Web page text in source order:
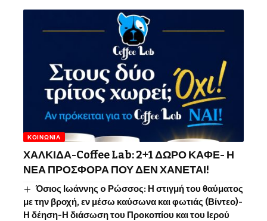
ΚΟΙΝΩΝΊΑ
ΧΑΛΚΙΔΑ-Coffee Lab: 2+1 ΔΩΡΟ ΚΑΦΕ- Η
ΝΕΑ ΠΡΟΣΦΟΡΑ ΠΟΥ ΔΕΝ ΧΑΝΕΤΑΙ!
Όσιος Ιωάννης o Ρώσσος: Η στιγμή του θαύματος
με την βροχή, εν μέσω καύσωνα και φωτιάς (Βίντεο)-
Η δέηση-Η διάσωση του Προκοπίου και του Ιερού